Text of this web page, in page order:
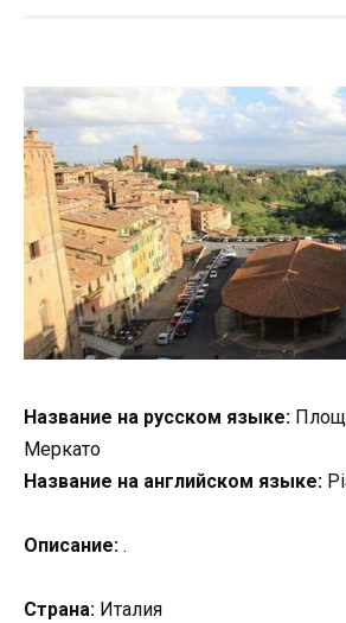
Название на русском языке:
Меркато
Название на английском языке:
Описание: .
Страна: Италия